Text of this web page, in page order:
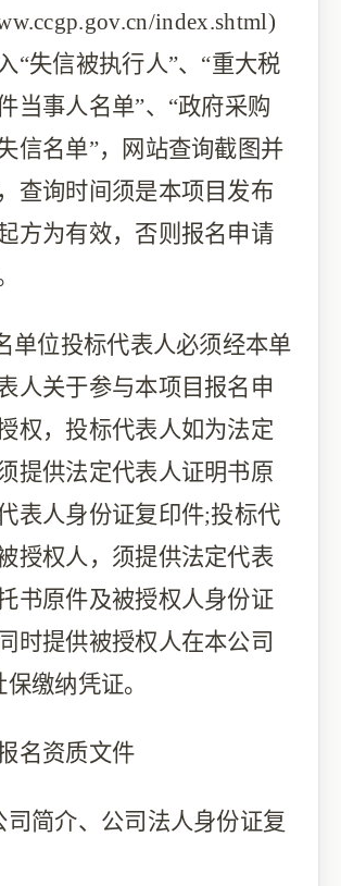
index.shtml)
“失信被执行人”、“重大税
当事人名单”、“政府采购
信名单”，网站查询截图并
查询时间须是本项目发布
方为有效，否则报名申请
单位投标代表人必须经本单
人关于参与本项目报名申
权，投标代表人如为法定
提供法定代表人证明书原
表人身份证复印件;投标代
授权人，须提供法定代表
书原件及被授权人身份证
时提供被授权人在本公司
缴纳凭证。
名资质文件
司简介、公司法人身份证复